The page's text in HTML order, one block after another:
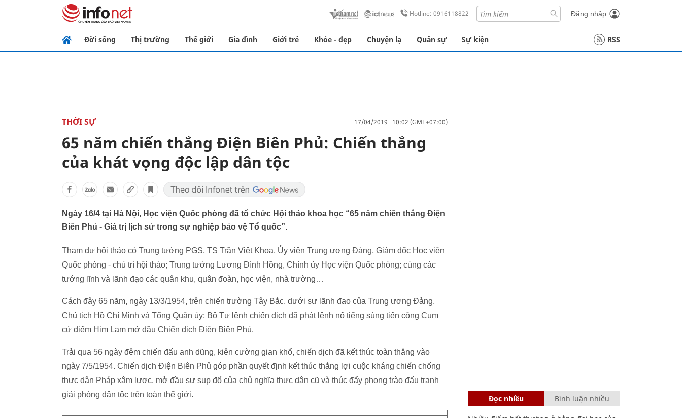
Hotline: 0916118822 Đăng nhập
Đời sống Thị trường Thế giới Gia đình Giới trẻ Khỏe - đẹp Chuyện lạ Quân sự Sự kiện RSS
THỜI SỰ 17/04/2019 10:02 (GMT+07:00)
65 năm chiến thắng Điện Biên Phủ: Chiến thắng
của khát vọng độc lập dân tộc
Ngày 16/4 tại Hà Nội, Học viện Quốc phòng đã tổ chức Hội thảo khoa học “65 năm chiến thắng Điện
Biên Phủ - Giá trị lịch sử trong sự nghiệp bảo vệ Tổ quốc”.
Tham dự hội thảo có Trung tướng PGS, TS Trần Việt Khoa, Ủy viên Trung ương Đảng, Giám đốc Học viện
Quốc phòng - chủ trì hội thảo; Trung tướng Lương Đình Hồng, Chính ủy Học viện Quốc phòng; cùng các
tướng lĩnh và lãnh đạo các quân khu, quân đoàn, học viện, nhà trường…
Cách đây 65 năm, ngày 13/3/1954, trên chiến trường Tây Bắc, dưới sự lãnh đạo của Trung ương Đảng,
Chủ tịch Hồ Chí Minh và Tổng Quân ủy; Bộ Tư lệnh chiến dịch đã phát lệnh nổ tiếng súng tiến công Cụm
cứ điểm Him Lam mở đầu Chiến dịch Điện Biên Phủ.
Trải qua 56 ngày đêm chiến đấu anh dũng, kiên cường gian khổ, chiến dịch đã kết thúc toàn thắng vào
ngày 7/5/1954. Chiến dịch Điện Biên Phủ góp phần quyết định kết thúc thắng lợi cuộc kháng chiến chống
thực dân Pháp xâm lược, mở đầu sự sụp đổ của chủ nghĩa thực dân cũ và thúc đẩy phong trào đấu tranh
giải phóng dân tộc trên toàn thế giới.
Đọc nhiều Bình luận nhiều